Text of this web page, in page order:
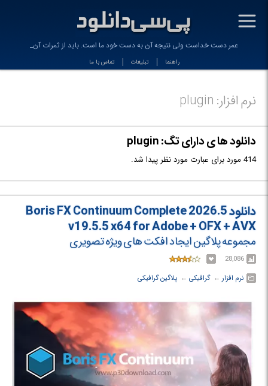
-
عمر دست خداست ولی نتیجه آن به دست خود ما است. باید از ثمرات آن بهره_
راهنما تبلیغات تماس با ما
نرم افزار: plugin
دانلود ها ی دارای تگ: plugin
414 مورد برای عبارت مورد نظر پیدا شد.
دانلود Boris FX Continuum Complete 2026.5
v19.5.5 x64 for Adobe + OFX + AVX
مجموعه پلاگین ایجاد افکت های ویژه تصویری
28,086
نرم افزار ← ‏گرافیکی ← ‏ پلاگین گرافیکی